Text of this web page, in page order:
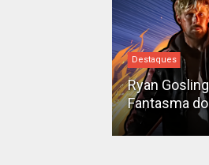
Destaques
Ryan
Fantasma